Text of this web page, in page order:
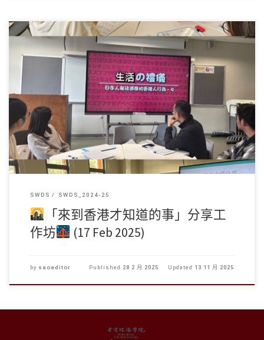
對非本地生來説，適應香港的生活確是一大挑戰。學生事務處於20 […]
SWDS SWDS_2024-25
「來到香港才知道的事」分享工
作坊
(17 Feb 2025)
by saoeditor Published 28 2 月 2025 Updated 13 11 月 2025